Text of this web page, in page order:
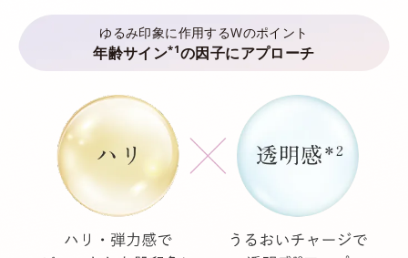
ゆるみ印象に作用するWのポイント
年齢サイン*1の因子にアプローチ